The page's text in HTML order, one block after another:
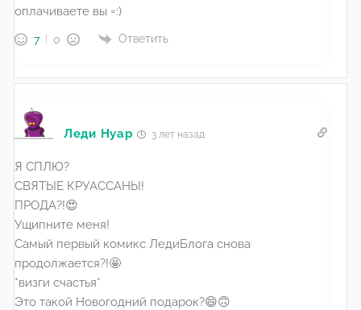
оплачиваете вы =:)
7 0 Ответить
Леди Нуар 3 лет назад
Я СПЛЮ?
СВЯТЫЕ КРУАССАНЫ!
ПРОДА?!😍
Ущипните меня!
Самый первый комикс ЛедиБлога снова
продолжается?!🤩
*визги счастья*
Это такой Новогодний подарок?😄🙃